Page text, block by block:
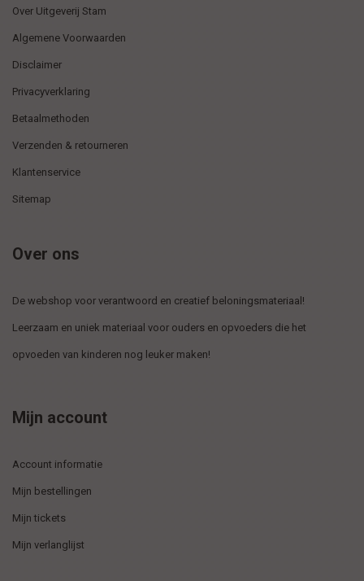
Over Uitgeverij Stam
Algemene Voorwaarden
Disclaimer
Privacyverklaring
Betaalmethoden
Verzenden & retourneren
Klantenservice
Sitemap
Over ons
De webshop voor verantwoord en creatief beloningsmateriaal!
Leerzaam en uniek materiaal voor ouders en opvoeders die het
opvoeden van kinderen nog leuker maken!
Mijn account
Account informatie
Mijn bestellingen
Mijn tickets
Mijn verlanglijst